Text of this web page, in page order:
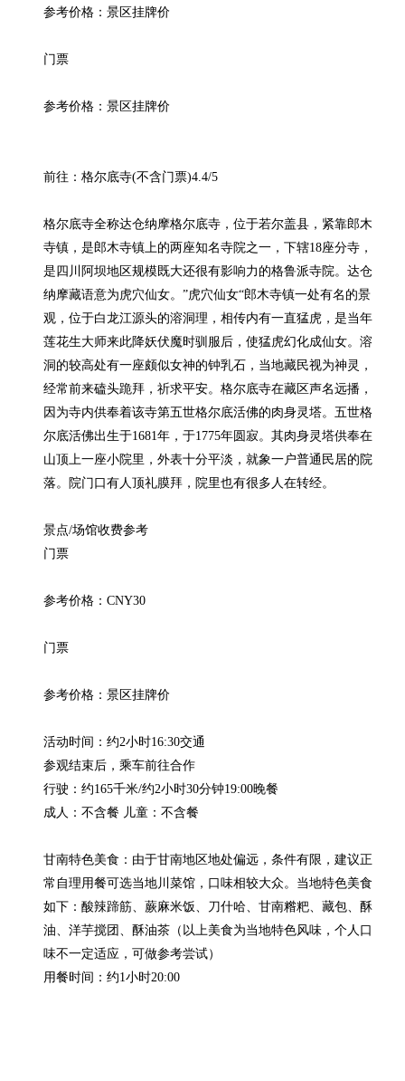
参考价格：景区挂牌价
门票
参考价格：景区挂牌价
前往：格尔底寺(不含门票)4.4/5
格尔底寺全称达仓纳摩格尔底寺，位于若尔盖县，紧靠郎木
寺镇，是郎木寺镇上的两座知名寺院之一，下辖18座分寺，
是四川阿坝地区规模既大还很有影响力的格鲁派寺院。达仓
纳摩藏语意为虎穴仙女。”虎穴仙女“郎木寺镇一处有名的景
观，位于白龙江源头的溶洞理，相传内有一直猛虎，是当年
莲花生大师来此降妖伏魔时驯服后，使猛虎幻化成仙女。溶
洞的较高处有一座颇似女神的钟乳石，当地藏民视为神灵，
经常前来磕头跪拜，祈求平安。格尔底寺在藏区声名远播，
因为寺内供奉着该寺第五世格尔底活佛的肉身灵塔。五世格
尔底活佛出生于1681年，于1775年圆寂。其肉身灵塔供奉在
山顶上一座小院里，外表十分平淡，就象一户普通民居的院
落。院门口有人顶礼膜拜，院里也有很多人在转经。
景点/场馆收费参考
门票
参考价格：CNY30
门票
参考价格：景区挂牌价
活动时间：约2小时16:30交通
参观结束后，乘车前往合作
行驶：约165千米/约2小时30分钟19:00晚餐
成人：不含餐 儿童：不含餐
甘南特色美食：由于甘南地区地处偏远，条件有限，建议正
常自理用餐可选当地川菜馆，口味相较大众。当地特色美食
如下：酸辣蹄筋、蕨麻米饭、刀什哈、甘南糌粑、藏包、酥
油、洋芋搅团、酥油茶（以上美食为当地特色风味，个人口
味不一定适应，可做参考尝试）
用餐时间：约1小时20:00